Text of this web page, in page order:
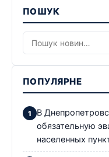
ПОШУК
ПОПУЛЯРНЕ
В
обязательную
населенных